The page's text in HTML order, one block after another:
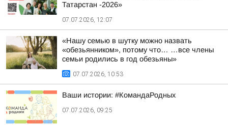
Татарстан -2026»
07.07.2026, 12:07
«Нашу семью в шутку можно назвать
«обезьянником», потому что… …все члены
семьи родились в год обезьяны»
07.07.2026, 10:53
Ваши истории: #КомандаРодных
07.07.2026, 09:25